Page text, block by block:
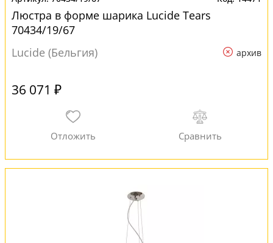
Люстра в форме шарика Lucide Tears
70434/19/67
Lucide (Бельгия)
архив
36 071 ₽